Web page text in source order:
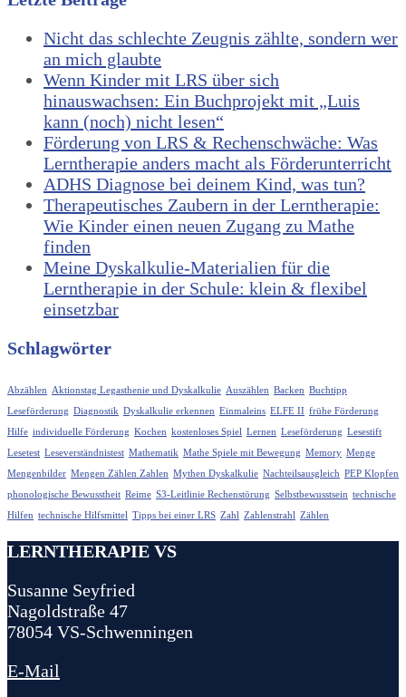
Nicht das schlechte Zeugnis zählte, sondern wer
an mich glaubte
Wenn Kinder mit LRS über sich
hinauswachsen: Ein Buchprojekt mit „Luis
kann (noch) nicht lesen“
Förderung von LRS & Rechenschwäche: Was
Lerntherapie anders macht als Förderunterricht
ADHS Diagnose bei deinem Kind, was tun?
Therapeutisches Zaubern in der Lerntherapie:
Wie Kinder einen neuen Zugang zu Mathe
finden
Meine Dyskalkulie-Materialien für die
Lerntherapie in der Schule: klein & flexibel
einsetzbar
Schlagwörter
Abzählen Aktionstag Legasthenie und Dyskalkulie Auszählen Backen Buchtipp
Leseförderung Diagnostik Dyskalkulie erkennen Einmaleins ELFE II frühe Förderung
Hilfe individuelle Förderung Kochen kostenloses Spiel Lernen Leseförderung Lesestift
Lesetest Leseverständnistest Mathematik Mathe Spiele mit Bewegung Memory Menge
Mengenbilder Mengen Zählen Zahlen Mythen Dyskalkulie Nachteilsausgleich PEP Klopfen
phonologische Bewusstheit Reime S3-Leitlinie Rechenstörung Selbstbewusstsein technische
Hilfen technische Hilfsmittel Tipps bei einer LRS Zahl Zahlenstrahl Zählen
LERNTHERAPIE VS
Susanne Seyfried
Nagoldstraße 47
78054 VS-Schwenningen
E-Mail